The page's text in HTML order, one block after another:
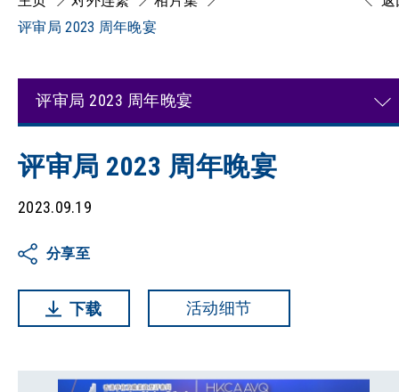
评审局 2023 周年晚宴
评审局 2023 周年晚宴
评审局 2023 周年晚宴
2023.09.19
分享至
下载 活动细节